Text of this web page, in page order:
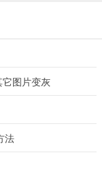
图片变灰
法